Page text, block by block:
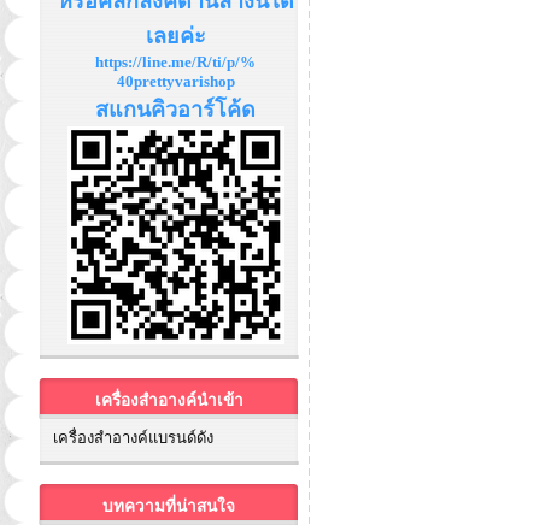
เลยค่ะ
https://line.me/R/ti/p/%
40prettyvarishop
สแกนคิวอาร์โค้ด
เครื่องสำอางค์นำเข้า
เครื่องสำอางค์แบรนด์ดัง
บทความที่น่าสนใจ